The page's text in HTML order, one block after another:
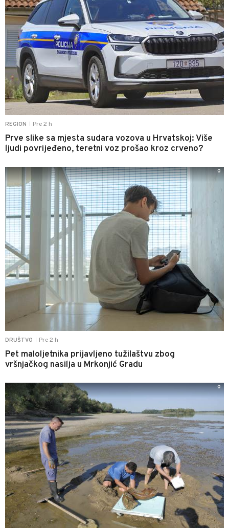
REGION Pre 2 h
Prve slike sa mjesta sudara vozova u Hrvatskoj: Više
ljudi povrijeđeno, teretni voz prošao kroz crveno?
DRUŠTVO Pre 2 h
Pet maloljetnika prijavljeno tužilaštvu zbog
vršnjačkog nasilja u Mrkonjić Gradu
0
0